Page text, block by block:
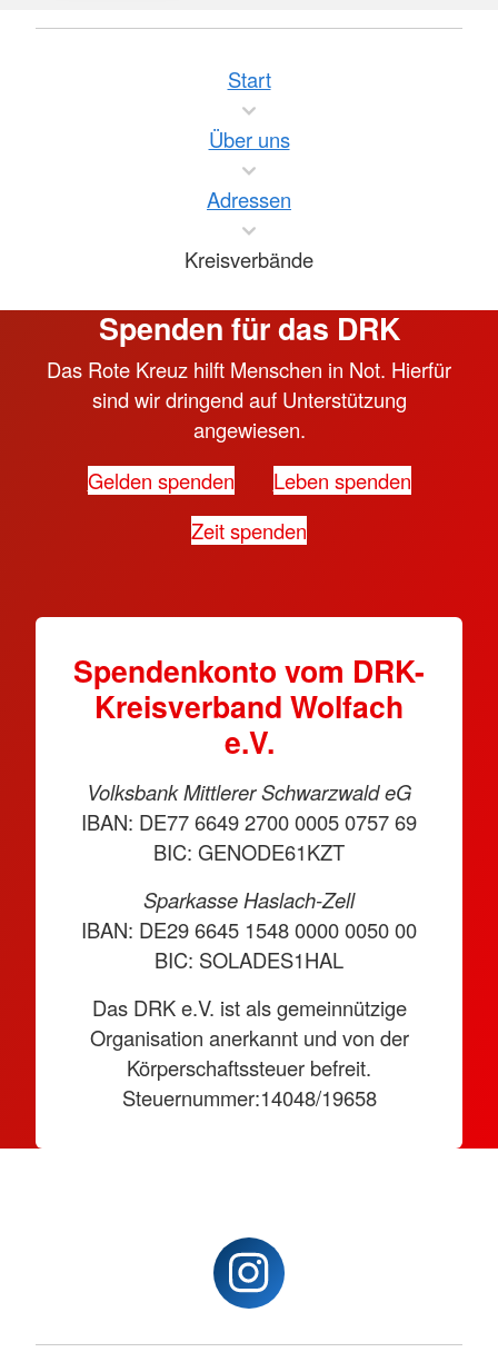
Start
Über uns
Adressen
Kreisverbände
Spenden für das DRK
Das Rote Kreuz hilft Menschen in Not. Hierfür
sind wir dringend auf Unterstützung
angewiesen.
Gelden spenden
Leben spenden
Zeit spenden
Spendenkonto vom DRK-
Kreisverband Wolfach
e.V.
Volksbank Mittlerer Schwarzwald eG
IBAN: DE77 6649 2700 0005 0757 69
BIC: GENODE61KZT
Sparkasse Haslach-Zell
IBAN: DE29 6645 1548 0000 0050 00
BIC: SOLADES1HAL
Das DRK e.V. ist als gemeinnützige
Organisation anerkannt und von der
Körperschaftssteuer befreit.
Steuernummer:14048/19658